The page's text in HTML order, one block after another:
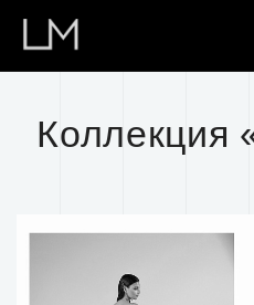
Коллекция